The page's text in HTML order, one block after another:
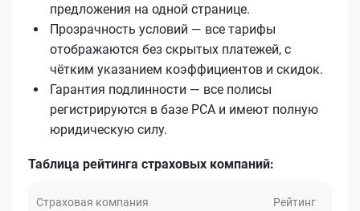
предложения на одной странице.
Прозрачность условий — все тарифы
отображаются без скрытых платежей, с
чётким указанием коэффициентов и скидок.
Гарантия подлинности — все полисы
регистрируются в базе РСА и имеют полную
юридическую силу.
Таблица рейтинга страховых компаний:
Страховая компания Рейтинг